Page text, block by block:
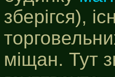
зберігся),
міщан. Тут